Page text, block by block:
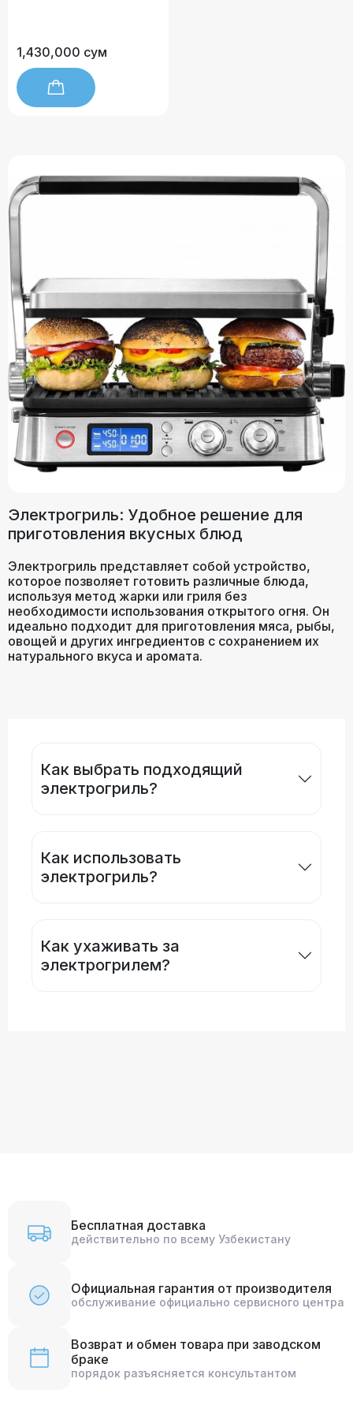
1,430,000 сум
Электрогриль: Удобное решение для
приготовления вкусных блюд
Электрогриль представляет собой устройство,
которое позволяет готовить различные блюда,
используя метод жарки или гриля без
необходимости использования открытого огня. Он
идеально подходит для приготовления мяса, рыбы,
овощей и других ингредиентов с сохранением их
натурального вкуса и аромата.
Как выбрать подходящий
электрогриль?
Как использовать
электрогриль?
Как ухаживать за
электрогрилем?
Бесплатная доставка
действительно по всему Узбекистану
Официальная гарантия от производителя
обслуживание официально сервисного центра
Возврат и обмен товара при заводском
браке
порядок разъясняется консультантом